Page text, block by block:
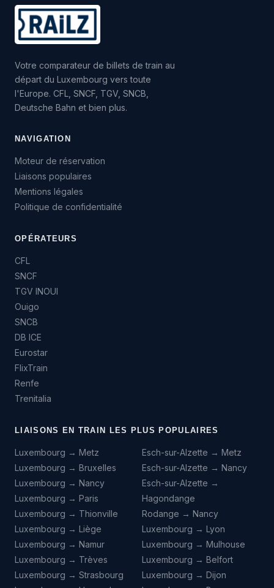
Votre comparateur de billets de train au
départ du Luxembourg vers toute
l'Europe. CFL, SNCF, TGV, SNCB,
Deutsche Bahn et bien plus.
NAVIGATION
Moteur de réservation
Liaisons populaires
Mentions légales
Politique de confidentialité
OPÉRATEURS
CFL
SNCF
TGV INOUI
Ouigo
SNCB
DB ICE
Eurostar
FlixTrain
Renfe
Trenitalia
LIAISONS EN TRAIN LES PLUS POPULAIRES
Luxembourg → Metz
Luxembourg → Bruxelles
Luxembourg → Nancy
Luxembourg → Paris
Luxembourg → Thionville
Luxembourg → Liège
Luxembourg → Namur
Luxembourg → Trèves
Luxembourg → Strasbourg
Esch-sur-Alzette → Metz
Esch-sur-Alzette → Nancy
Esch-sur-Alzette →
Hagondange
Rodange → Nancy
Luxembourg → Lyon
Luxembourg → Mulhouse
Luxembourg → Belfort
Luxembourg → Dijon